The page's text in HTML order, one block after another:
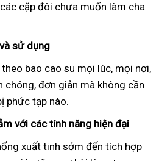
cặp đôi chưa muốn làm cha
sử dụng
bao cao su mọi lúc, mọi nơi,
chóng, đơn giản mà không cần
phức tạp nào.
với các tính năng hiện đại
xuất tinh sớm đến tích hợp